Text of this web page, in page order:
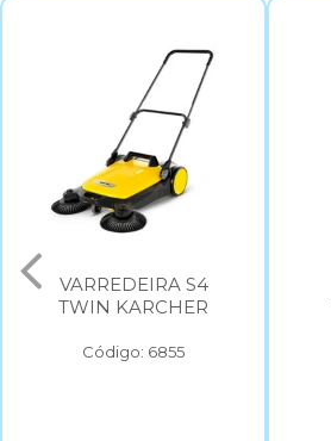
VARREDEIRA S4
TWIN KARCHER
Código: 6855